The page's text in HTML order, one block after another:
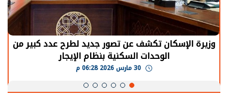
الرئيس السيسي: توقف الأنشطة في قطاع الطاقة
يحتاج إلى سنوات لعودة معدلات الإنتاج الطبيعية
30 مارس 2026 05:08 م